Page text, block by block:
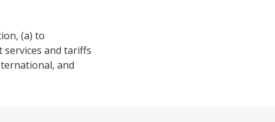
(a) to
and tariffs
and